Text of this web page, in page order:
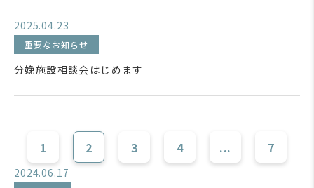
2025.04.23
重要なお知らせ
分娩施設相談会はじめます
1 2 3 4 ... 7
2024.06.17